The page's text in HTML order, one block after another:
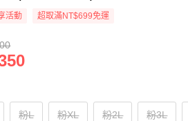
活動 超取滿NT$699免運
粉L 粉XL 粉2L 粉3L